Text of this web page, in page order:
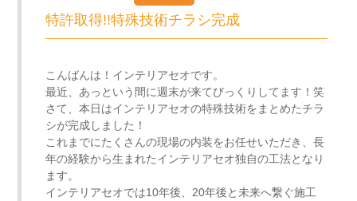
特許取得!!特殊技術チラシ完成
こんばんは！インテリアセオです。
最近、あっという間に週末が来てびっくりしてます！笑
さて、本日はインテリアセオの特殊技術をまとめたチラ
シが完成しました！
これまでにたくさんの現場の内装をお任せいただき、長
年の経験から生まれたインテリアセオ独自の工法となり
ます。
インテリアセオでは10年後、20年後と未来へ繋ぐ施工